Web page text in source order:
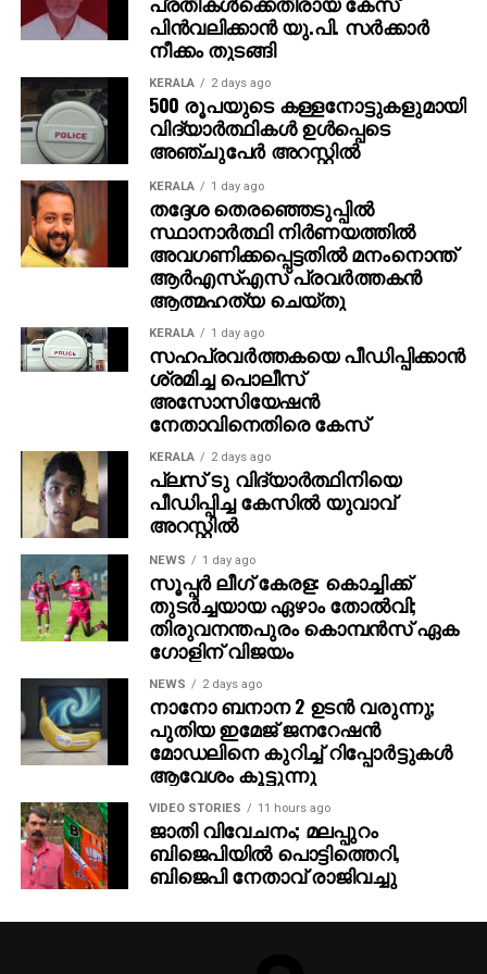
കുടുംബാംഗങ്ങളോട് അനുവാദം ചോദിക്കാതെ ആണ്
അദ്ദേഹത്തിന്റെ ജീവിതകഥ സിനിമ ആക്കിയത് എന്നും,
ചിത്രത്തിലെ കഥാപാത്രങ്ങളുടെ പേരുകള്‍
മാറ്റിയെങ്കിലും പ്രേക്ഷകര്‍ക്ക് ആളെ എളുപ്പത്തില്‍
മനസ്സിലാക്കാന്‍ സാധിക്കുമെന്നും യാഥാര്‍ത്ഥ്യവുമായി
ബന്ധമില്ലാത്ത തരത്തിലാണ് കഥാപാത്രങ്ങളെ
അവതരിപ്പിച്ചിരിക്കുന്നത് എന്നതുമാണ് ആരോപണങ്ങള്‍.
ഇതിനാണ് കോടതി ദുല്‍ഖര്‍ സല്‍മാന്‍
ഉള്‍പ്പെടെയുള്ളവരോട് മറുപടി
ആവശ്യപ്പെട്ടിരിക്കുന്നത്. എന്നാല്‍ ത്യാഗരാജ
ഭാഗവതരുടെ ബയോപിക് അല്ല ഈ ചിത്രം എന്ന്
അണിയറ പ്രവര്‍ത്തകര്‍ നേരത്തെ
വ്യക്തമാക്കിയിരുന്നു.
നടിപ്പ് ചക്രവര്‍ത്തി എന്ന വിളിപ്പേരില്‍ അറിയപ്പെടുന്ന ടി
കെ മഹാദേവന്‍ എന്ന നടന്‍ ആയാണ് ദുല്‍ഖര്‍
സല്‍മാന്‍ ഈ ചിത്രത്തില്‍ വേഷമിടുന്നത്. 1950
കാലഘട്ടത്തിലെ മദ്രാസിന്റെ പശ്ചാത്തലത്തിലാണ്
‘കാന്ത’ കഥ പറയുന്നത്. ദുല്‍ഖര്‍ സല്‍മാന്‍ കൂടാതെ
സമുദ്രക്കനി, ഭാഗ്യശ്രീ ബോര്‍സെ, റാണ ദഗ്ഗുബതി,
രവീന്ദ്ര വിജയ്, ഭഗവതി പെരുമാള്‍, നിഴല്‍കള്‍ രവി
എന്നിവരാണ് ചിത്രത്തിലെ മറ്റു നിര്‍ണ്ണായക
കഥാപാത്രങ്ങളെ അവതരിപ്പിക്കുന്നത്. അയ്യാ എന്ന്
പേരുള്ള സംവിധായകനായി സമുദ്രക്കനി
വേഷമിടുമ്പോള്‍, പോലീസ് ഓഫീസര്‍ ആയാണ് റാണ
ദഗ്ഗുബതി ഈ ചിത്രത്തില്‍ അഭിനയിച്ചിരിക്കുന്നത്.
കുമാരി എന്നാണ് ഭാഗ്യശ്രീ ബോര്‍സെ
അവതരിപ്പിക്കുന്ന നായികാ കഥാപാത്രത്തിന്റെ പേര്.
ദുല്‍ഖര്‍ സല്‍മാന്‍, സമുദ്രക്കനി എന്നിവര്‍
അവതരിപ്പിക്കുന്ന കഥാപാത്രങ്ങള്‍ക്കിടയില്‍
സംഭവിക്കുന്ന ഈഗോ, പ്രതികാരം, വൈകാരികത
എന്നിവയിലൂടെയാണ് ചിത്രം സഞ്ചരിക്കുന്നത്
എന്നാണ് സൂചന. ‘ദ ഹണ്ട് ഫോര്‍ വീരപ്പന്‍’ എന്ന
നെറ്റ്ഫ്‌ലിക്‌സ് ഡോക്യുമെന്ററി സീരീസ് ഒരുക്കി ശ്രദ്ധ
പിന്‍വലിക്കാന്‍ യു.പി. സര്‍ക്കാര്‍
നീക്കം തുടങ്ങി
KERALA 2 days ago
500 രൂപയുടെ കള്ളനോട്ടുകളുമായി
വിദ്യാര്‍ത്ഥികള്‍ ഉള്‍പ്പെടെ
അഞ്ചുപേര്‍ അറസ്റ്റില്‍
KERALA 1 day ago
തദ്ദേശ തെരഞ്ഞെടുപ്പില്‍
സ്ഥാനാര്‍ത്ഥി നിര്‍ണയത്തില്‍
അവഗണിക്കപ്പെട്ടതില്‍ മനംനൊന്ത്
ആര്‍എസ്എസ് പ്രവര്‍ത്തകന്‍
ആത്മഹത്യ ചെയ്തു
KERALA 1 day ago
സഹപ്രവര്‍ത്തകയെ പീഡിപ്പിക്കാന്‍
ശ്രമിച്ച പൊലീസ്
അസോസിയേഷന്‍
നേതാവിനെതിരെ കേസ്
KERALA 2 days ago
പ്ലസ് ടു വിദ്യാര്‍ത്ഥിനിയെ
പീഡിപ്പിച്ച കേസില്‍ യുവാവ്
അറസ്റ്റില്‍
NEWS 1 day ago
സൂപ്പര്‍ ലീഗ് കേരള: കൊച്ചിക്ക്
തുടര്‍ച്ചയായ ഏഴാം തോല്‍വി;
തിരുവനന്തപുരം കൊമ്പന്‍സ് ഏക
ഗോളിന് വിജയം
NEWS 2 days ago
നാനോ ബനാന 2 ഉടന്‍ വരുന്നു;
പുതിയ ഇമേജ് ജനറേഷന്‍
മോഡലിനെ കുറിച്ച് റിപ്പോര്‍ട്ടുകള്‍
ആവേശം കൂട്ടുന്നു
VIDEO STORIES 11 hours ago
ജാതി വിവേചനം; മലപ്പുറം
ബിജെപിയില്‍ പൊട്ടിത്തെറി,
ബിജെപി നേതാവ് രാജിവച്ചു